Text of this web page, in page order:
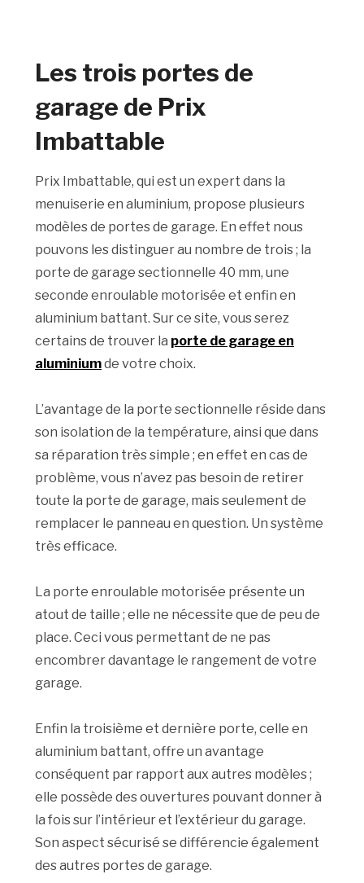
Les trois portes de
garage de Prix
Imbattable
Prix Imbattable, qui est un expert dans la
menuiserie en aluminium, propose plusieurs
modèles de portes de garage. En effet nous
pouvons les distinguer au nombre de trois ; la
porte de garage sectionnelle 40 mm, une
seconde enroulable motorisée et enfin en
aluminium battant. Sur ce site, vous serez
certains de trouver la porte de garage en
aluminiumde votre choix.
L’avantage de la porte sectionnelle réside dans
son isolation de la température, ainsi que dans
sa réparation très simple ; en effet en cas de
problème, vous n’avez pas besoin de retirer
toute la porte de garage, mais seulement de
remplacer le panneau en question. Un système
très efficace.
La porte enroulable motorisée présente un
atout de taille ; elle ne nécessite que de peu de
place. Ceci vous permettant de ne pas
encombrer davantage le rangement de votre
garage.
Enfin la troisième et dernière porte, celle en
aluminium battant, offre un avantage
conséquent par rapport aux autres modèles ;
elle possède des ouvertures pouvant donner à
la fois sur l’intérieur et l’extérieur du garage.
Son aspect sécurisé se différencie également
des autres portes de garage.